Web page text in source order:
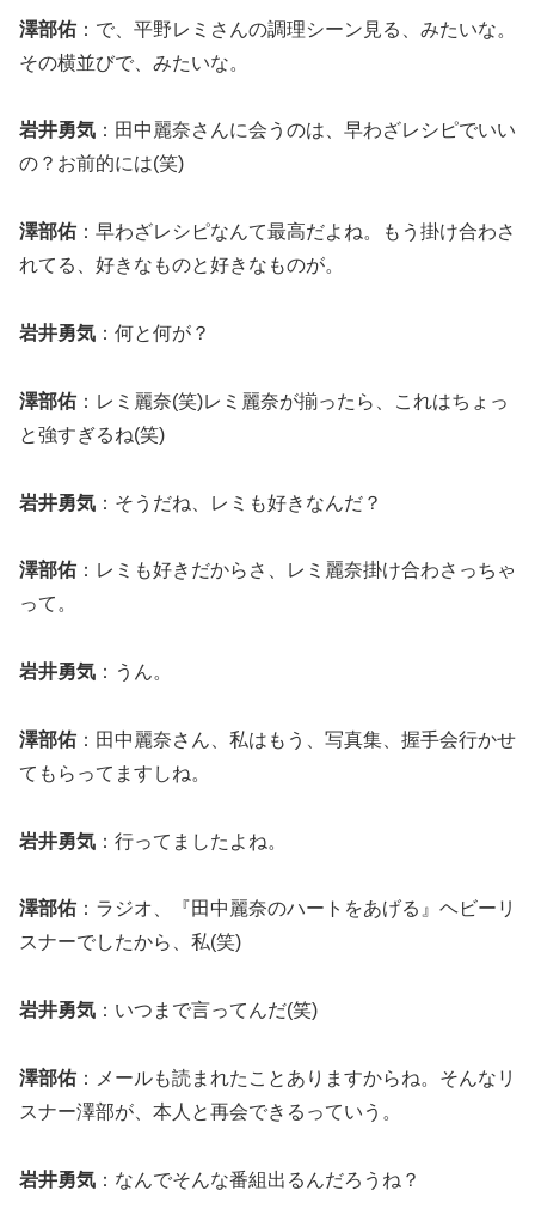
澤部佑 ：で、平野レミさんの調理シーン見る、みたいな。
その横並びで、みたいな。
岩井勇気 ：田中麗奈さんに会うのは、早わざレシピでいい
の？お前的には(笑)
澤部佑 ：早わざレシピなんて最高だよね。もう掛け合わさ
れてる、好きなものと好きなものが。
岩井勇気 ：何と何が？
澤部佑 ：レミ麗奈(笑)レミ麗奈が揃ったら、これはちょっ
と強すぎるね(笑)
岩井勇気 ：そうだね、レミも好きなんだ？
澤部佑 ：レミも好きだからさ、レミ麗奈掛け合わさっちゃ
って。
岩井勇気 ：うん。
澤部佑 ：田中麗奈さん、私はもう、写真集、握手会行かせ
てもらってますしね。
岩井勇気 ：行ってましたよね。
澤部佑 ：ラジオ、『田中麗奈のハートをあげる』ヘビーリ
スナーでしたから、私(笑)
岩井勇気 ：いつまで言ってんだ(笑)
澤部佑 ：メールも読まれたことありますからね。そんなリ
スナー澤部が、本人と再会できるっていう。
岩井勇気 ：なんでそんな番組出るんだろうね？